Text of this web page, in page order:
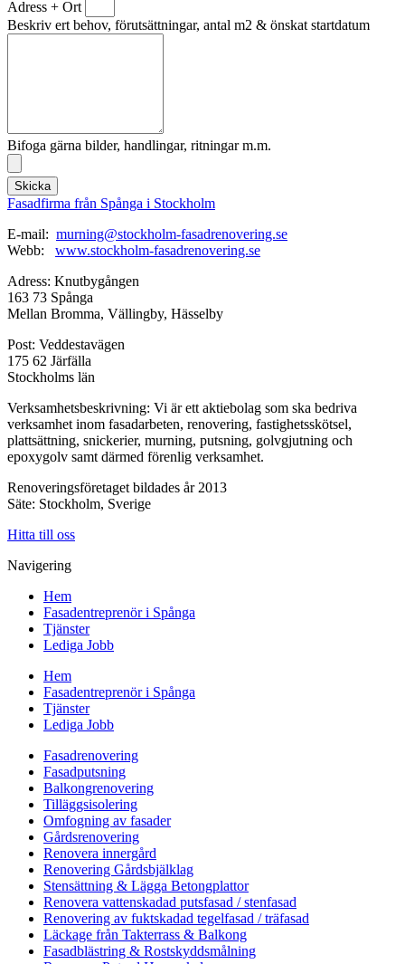
Adress + Ort
Beskriv ert behov, förutsättningar, antal m2 & önskat startdatum
Bifoga gärna bilder, handlingar, ritningar m.m.
Skicka
Fasadfirma från Spånga i Stockholm
E-mail: murning@stockholm-fasadrenovering.se
Webb: www.stockholm-fasadrenovering.se
Adress: Knutbygången
163 73 Spånga
Mellan Bromma, Vällingby, Hässelby
Post: Veddestavägen
175 62 Järfälla
Stockholms län
Verksamhetsbeskrivning: Vi är ett aktiebolag som ska bedriva
verksamhet inom fasadarbeten, renovering, fastighetsskötsel,
plattsättning, snickerier, murning, putsning, golvgjutning och
epoxygolv samt därmed förenlig verksamhet.
Renoveringsföretaget bildades år 2013
Säte: Stockholm, Sverige
Hitta till oss
Navigering
Hem
Fasadentreprenör i Spånga
Tjänster
Lediga Jobb
Hem
Fasadentreprenör i Spånga
Tjänster
Lediga Jobb
Fasadrenovering
Fasadputsning
Balkongrenovering
Tilläggsisolering
Omfogning av fasader
Gårdsrenovering
Renovera innergård
Renovering Gårdsbjälklag
Stensättning & Lägga Betongplattor
Renovera vattenskadad putsfasad / stenfasad
Renovering av fuktskadad tegelfasad / träfasad
Läckage från Takterrass & Balkong
Fasadblästring & Rostskyddsmålning